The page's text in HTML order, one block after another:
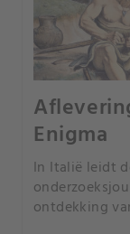
Enigma
In Italië leidt
ontdekking